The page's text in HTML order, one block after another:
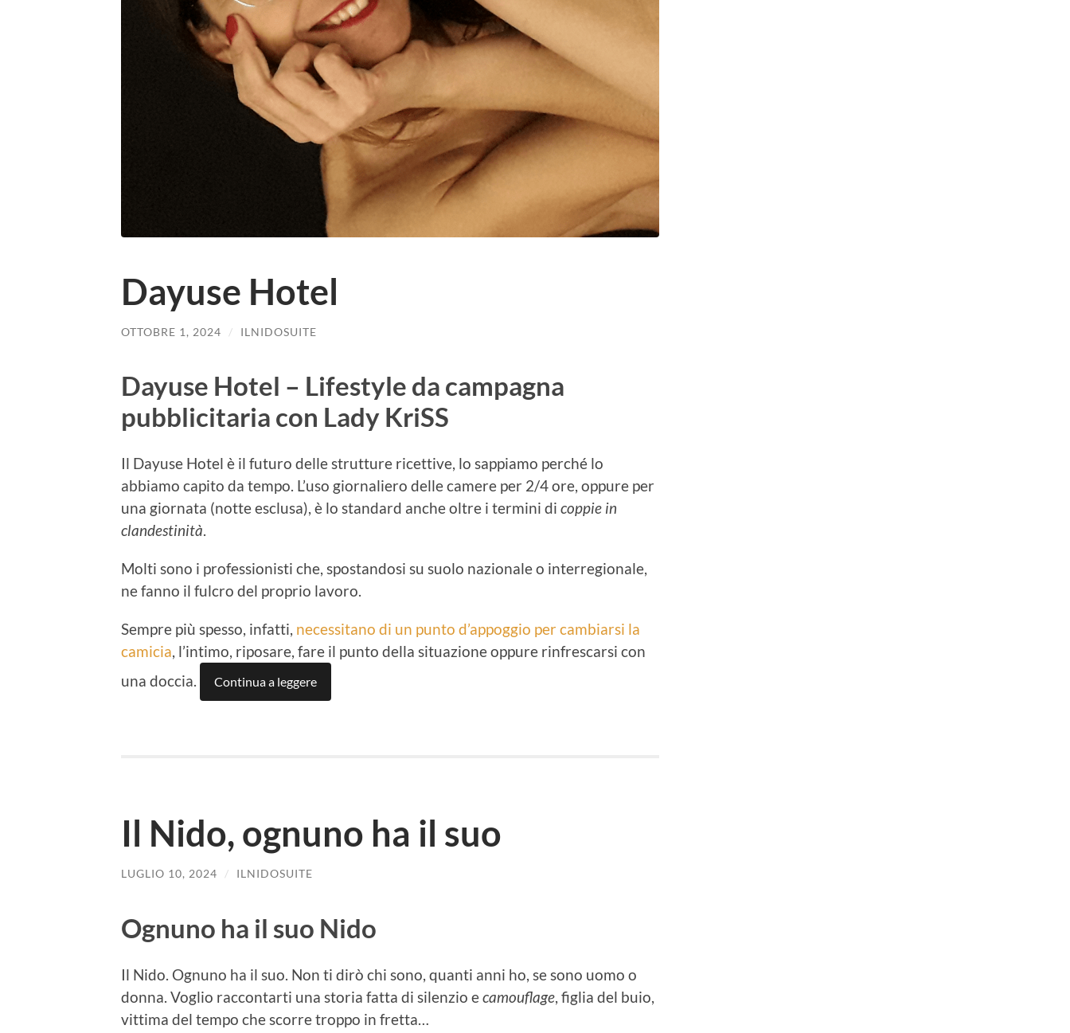
Dayuse Hotel
OTTOBRE 1, 2024 / ILNIDOSUITE
Dayuse Hotel – Lifestyle da campagna
pubblicitaria con Lady KriSS
Il Dayuse Hotel è il futuro delle strutture ricettive, lo sappiamo perché lo
abbiamo capito da tempo. L’uso giornaliero delle camere per 2/4 ore, oppure per
una giornata (notte esclusa), è lo standard anche oltre i termini di coppie in
clandestinità.
Molti sono i professionisti che, spostandosi su suolo nazionale o interregionale,
ne fanno il fulcro del proprio lavoro.
Sempre più spesso, infatti, necessitano di un punto d’appoggio per cambiarsi la
camicia, l’intimo, riposare, fare il punto della situazione oppure rinfrescarsi con
una doccia.
Continua a leggere
Il Nido, ognuno ha il suo
LUGLIO 10, 2024 / ILNIDOSUITE
Ognuno ha il suo Nido
Il Nido. Ognuno ha il suo. Non ti dirò chi sono, quanti anni ho, se sono uomo o
donna. Voglio raccontarti una storia fatta di silenzio ecamouflage, figlia del buio,
vittima del tempo che scorre troppo in fretta…